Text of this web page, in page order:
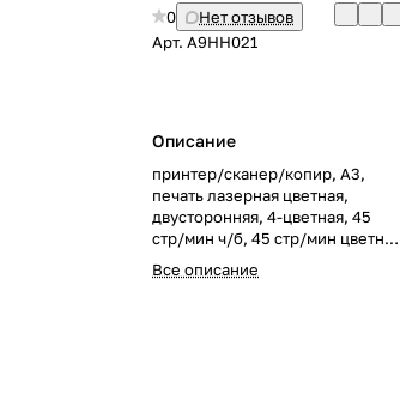
0
Нет отзывов
Арт. A9HH021
Описание
принтер/сканер/копир, A3,
печать лазерная цветная,
двусторонняя, 4-цветная, 45
стр/мин ч/б, 45 стр/мин цветн.,
1200x1200 dpi, подача: 1150
лист., вывод: 250 лист., Post
Все описание